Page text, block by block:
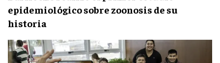
epidemiológico sobre zoonosis de su
historia